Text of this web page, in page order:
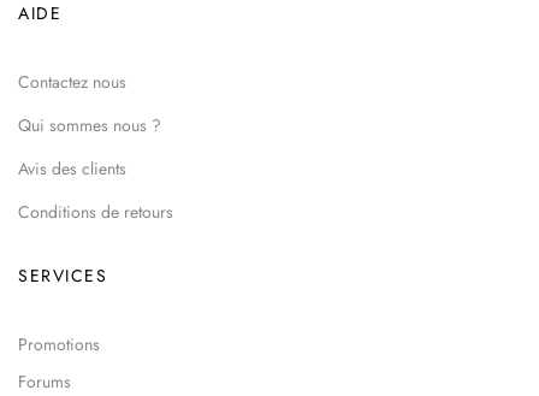
AIDE
Contactez nous
Qui sommes nous ?
Avis des clients
Conditions de retours
SERVICES
Promotions
Forums